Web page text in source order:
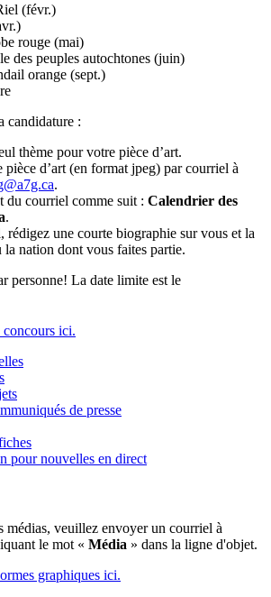
(févr.)
rouge (mai)
des peuples autochtones (juin)
orange (sept.)
candidature :
thème pour votre pièce d’art.
pièce d’art (en format jpeg) par courriel à
.
du courriel comme suit : Calendrier des
.
rédigez une courte biographie sur vous et la
la nation dont vous faites partie.
personne! La date limite est le
ici.
de presse
pour nouvelles en direct
médias, veuillez envoyer un courriel à
le mot « Média » dans la ligne d'objet.
graphiques ici.